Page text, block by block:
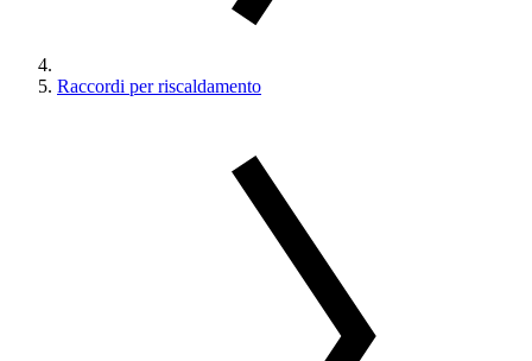
Raccordi per riscaldamento